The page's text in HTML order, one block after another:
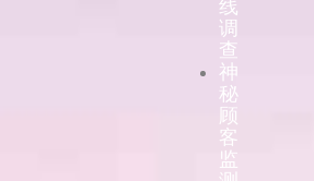
线
调
查
神
秘
顾
客
监